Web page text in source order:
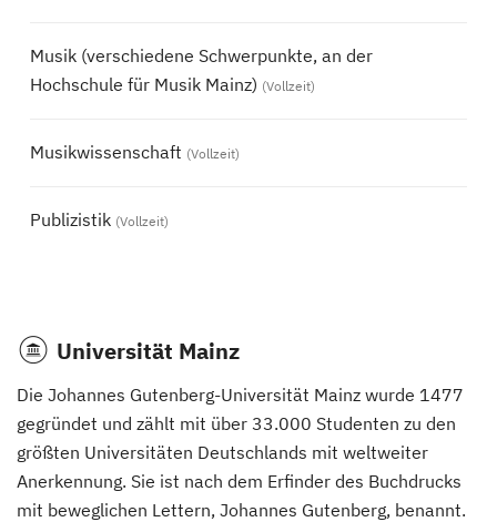
Musik (verschiedene Schwerpunkte, an der
Hochschule für Musik Mainz) (Vollzeit)
Musikwissenschaft (Vollzeit)
Publizistik (Vollzeit)
Universität Mainz
Die Johannes Gutenberg-Universität Mainz wurde 1477
gegründet und zählt mit über 33.000 Studenten zu den
größten Universitäten Deutschlands mit weltweiter
Anerkennung. Sie ist nach dem Erfinder des Buchdrucks
mit beweglichen Lettern, Johannes Gutenberg, benannt.